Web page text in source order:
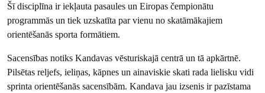
Šī disciplīna ir iekļauta pasaules un Eiropas čempionātu
programmās un tiek uzskatīta par vienu no skatāmākajiem
orientēšanās sporta formātiem.
Sacensības notiks Kandavas vēsturiskajā centrā un tā apkārtnē.
Pilsētas reljefs, ieliņas, kāpnes un ainaviskie skati rada lielisku vidi
sprinta orientēšanās sacensībām. Kandava jau izsenis ir pazīstama